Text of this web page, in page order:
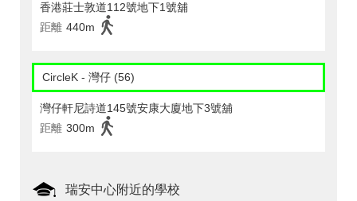
香港莊士敦道112號地下1號舖
距離 440m
CircleK - 灣仔 (56)
灣仔軒尼詩道145號安康大廈地下3號舖
距離 300m
瑞安中心附近的學校